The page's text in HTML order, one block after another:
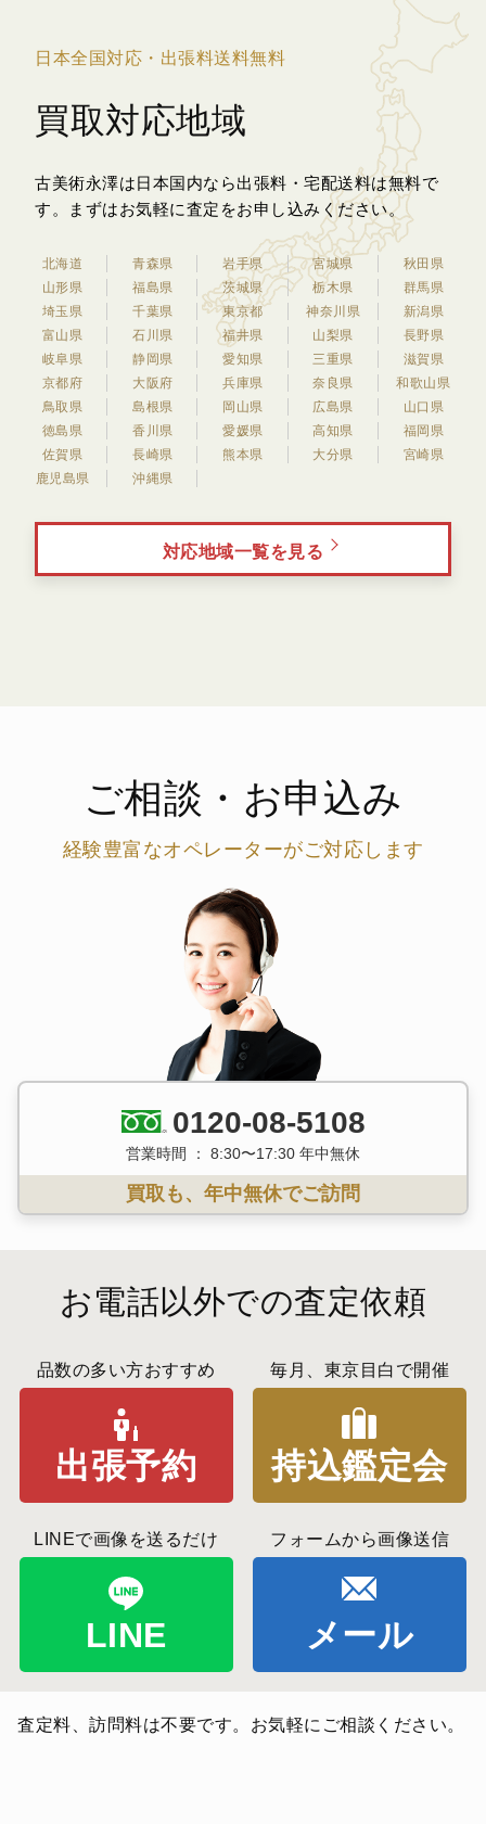
日本全国対応・出張料送料無料
買取対応地域
古美術永澤は日本国内なら出張料・宅配送料は無料で
す。
まずはお気軽に査定をお申し込みください。
北海道 青森県 岩手県 宮城県
秋田県
山形県
福島県 茨城県 栃木県
群馬県
埼玉県
千葉県 東京都 神奈川県
新潟県
富山県
石川県 福井県 山梨県
長野県
岐阜県
静岡県 愛知県 三重県
滋賀県
京都府
大阪府 兵庫県 奈良県
和歌山県
鳥取県
島根県 岡山県 広島県
山口県
徳島県
香川県 愛媛県 高知県
福岡県
佐賀県
長崎県 熊本県 大分県
宮崎県
鹿児島県
沖縄県
対応地域一覧を見る
ご相談・お申込み
経験豊富なオペレーターがご対応します
0120-08-5108
営業時間 ： 8:30〜17:30 年中無休
買取も、年中無休でご訪問
お電話以外での査定依頼
品数の多い方おすすめ
出張予約
毎月、東京目白で開催
持込鑑定会
LINEで画像を送るだけ
LINE
フォームから画像送信
メール
査定料、訪問料は不要です。お気軽にご相談ください。